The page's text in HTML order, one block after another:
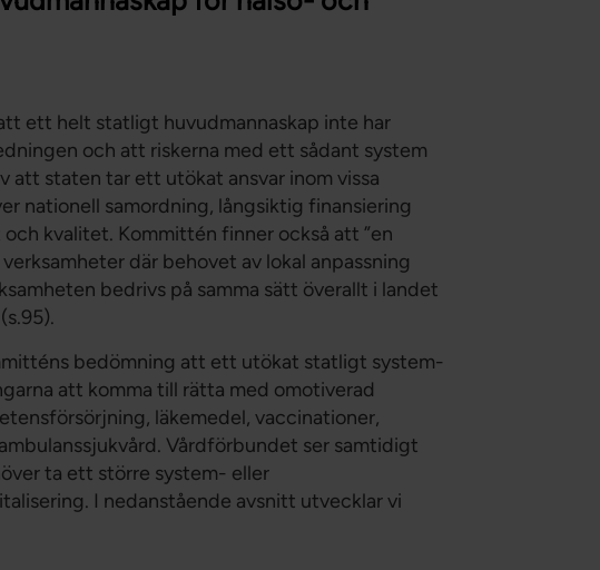
ett helt statligt huvudmannaskap inte har
och att riskerna med ett sådant system
att staten tar ett utökat ansvar inom vissa
nationell samordning, långsiktig finansiering
kvalitet. Kommittén finner också att ”en
där behovet av lokal anpassning
bedrivs på samma sätt överallt i landet
bedömning att ett utökat statligt system-
att komma till rätta med omotiverad
läkemedel, vaccinationer,
Vårdförbundet ser samtidigt
ta ett större system- eller
I nedanstående avsnitt utvecklar vi